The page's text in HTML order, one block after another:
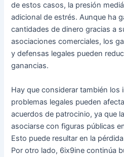
de estos casos, la presión
adicional de estrés. Aunque ha
cantidades de dinero gracias a
asociaciones comerciales, los
y defensas legales pueden
ganancias.
Hay que considerar también
problemas legales pueden
acuerdos de patrocinio, ya que
asociarse con figuras públicas
Esto puede resultar en la
Por otro lado, 6ix9ine continúa